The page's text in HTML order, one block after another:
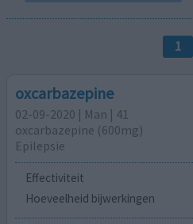
1
oxcarbazepine
02-09-2020 | Man | 41
oxcarbazepine (600mg)
Epilepsie
Effectiviteit
Hoeveelheid bijwerkingen